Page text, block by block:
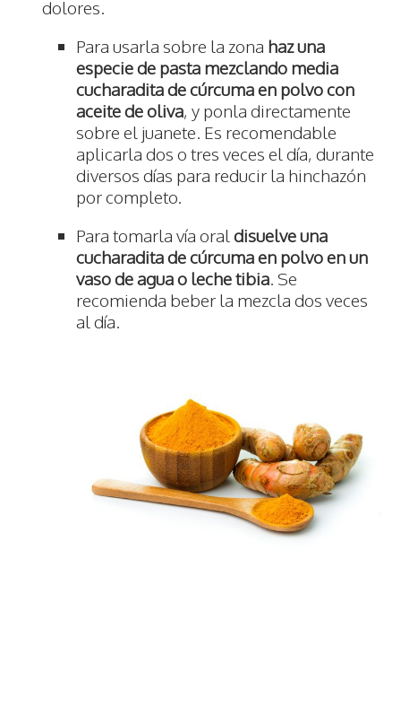
dolores.
Para usarla sobre la zona haz una
especie de pasta mezclando media
cucharadita de cúrcuma en polvo con
aceite de oliva, y ponla directamente
sobre el juanete. Es recomendable
aplicarla dos o tres veces el día, durante
diversos días para reducir la hinchazón
por completo.
Para tomarla vía oral disuelve una
cucharadita de cúrcuma en polvo en un
vaso de agua o leche tibia. Se
recomienda beber la mezcla dos veces
al día.